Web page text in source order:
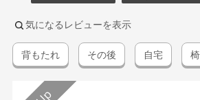
気になるレビューを表示
背もたれ その後 自宅